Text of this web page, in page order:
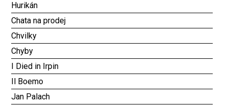
Hurikán
Chata na prodej
Chvilky
Chyby
I Died in Irpin
Il Boemo
Jan Palach